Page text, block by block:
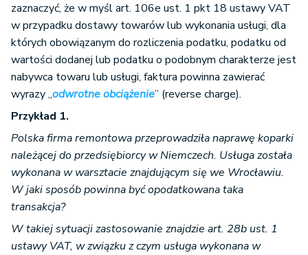
zaznaczyć, że w myśl art. 106e ust. 1 pkt 18 ustawy VAT
w przypadku dostawy towarów lub wykonania usługi, dla
których obowiązanym do rozliczenia podatku, podatku od
wartości dodanej lub podatku o podobnym charakterze jest
nabywca towaru lub usługi, faktura powinna zawierać
wyrazy „odwrotne obciążenie” (reverse charge).
Przykład 1.
Polska firma remontowa przeprowadziła naprawę koparki
należącej do przedsiębiorcy w Niemczech. Usługa została
wykonana w warsztacie znajdującym się we Wrocławiu.
W jaki sposób powinna być opodatkowana taka
transakcja?
W takiej sytuacji zastosowanie znajdzie art. 28b ust. 1
ustawy VAT, w związku z czym usługa wykonana w